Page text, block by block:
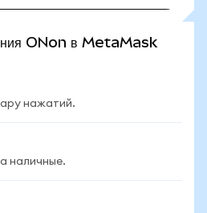
ONon в MetaMask
нажатий.
наличные.